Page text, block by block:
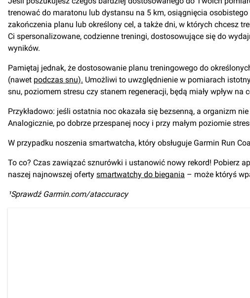
trenować do maratonu lub dystansu na 5 km, osiągnięcia
zakończenia planu lub określony cel, a także dni, w których chcesz
Ci spersonalizowane, codzienne treningi, dostosowujące się do
wyników.
Pamiętaj jednak, że dostosowanie planu treningowego do
(nawet podczas snu). Umożliwi to uwzględnienie w pomiarach
snu, poziomem stresu czy stanem regeneracji, będą miały wpływ na
Przykładowo: jeśli ostatnia noc okazała się bezsenną, a organizm
Analogicznie, po dobrze przespanej nocy i przy małym poziomie
W przypadku noszenia smartwatcha, który obsługuje Garmin Run
To co? Czas zawiązać sznurówki i ustanowić nowy rekord! Pobierz
naszej najnowszej oferty smartwatchy do biegania – może któryś
¹Sprawdź Garmin.com/ataccuracy